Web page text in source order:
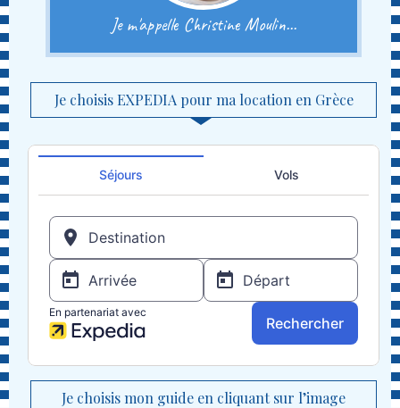
Je m'appelle Christine Moulin...
Je choisis EXPEDIA pour ma location en Grèce
Je choisis mon guide en cliquant sur l’image